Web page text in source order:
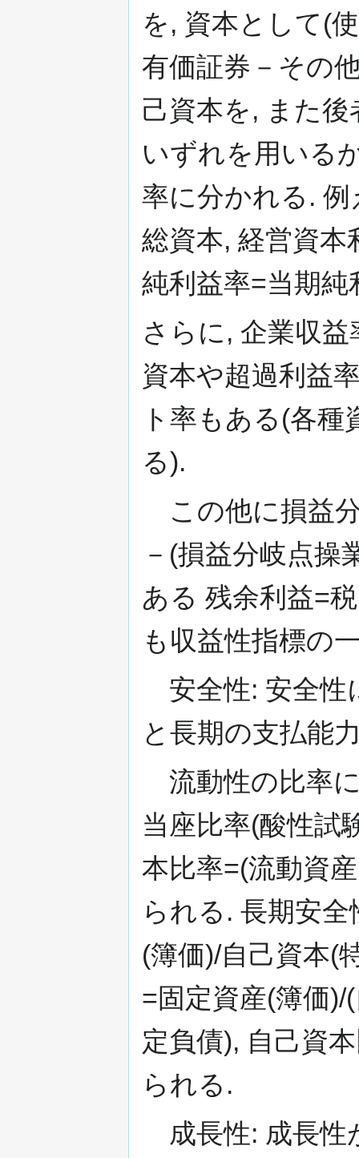
を, 資本として(
有価証券－その
己資本を, また
いずれを用いる
率に分かれる.
総資本, 経営資本
純利益率=当期
さらに, 企業収
資本や超過利益
ト率もある(各
る).
この他に損益
－(損益分岐点操
ある 残余利益=
も収益性指標の
安全性: 安全性
と長期の支払能
流動性の比率
当座比率(酸性試
本比率=(流動資
られる. 長期安
(簿価)/自己資本(
=固定資産(簿価)/
定負債), 自己資
られる.
成長性: 成長性